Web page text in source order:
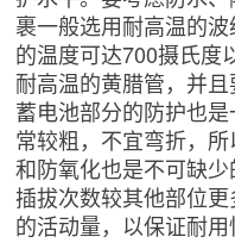
裹一般选用耐高温的
的温度可达700摄氏度
耐高温的黄腊管，并且
蓄电池部分的防护也
常较粗，不宜弯折，
和防氧化也是不可缺
插拔次数较其他部位
的活动量，以保证耐用